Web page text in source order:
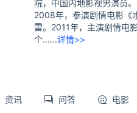
院，中国内地影视男演员
2008年，参演剧情电影《
雷。2011年，主演剧情电
个......详情>>
资讯 问答 电影